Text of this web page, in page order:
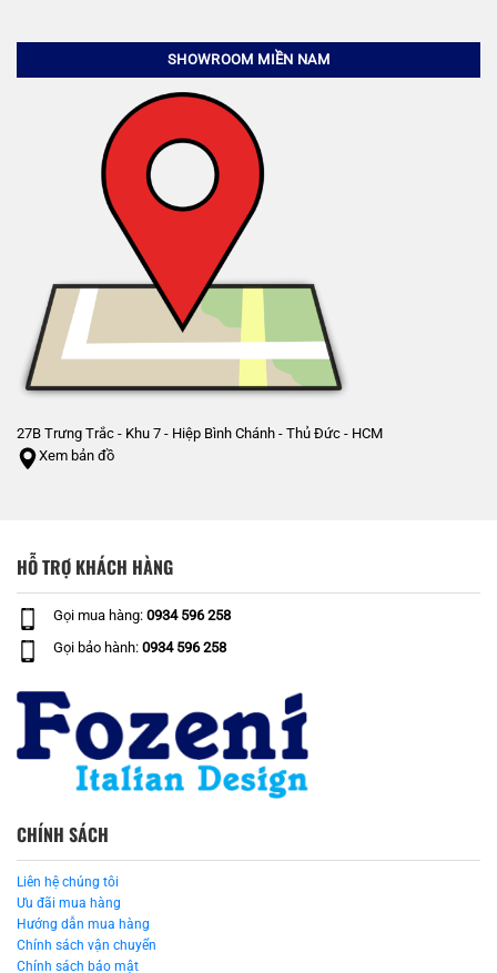
SHOWROOM MIỀN NAM
27B Trưng Trắc - Khu 7 - Hiệp Bình Chánh - Thủ Đức - HCM
Xem bản đồ
HỖ TRỢ KHÁCH HÀNG
Gọi mua hàng: 0934 596 258
Gọi bảo hành: 0934 596 258
CHÍNH SÁCH
Liên hệ chúng tôi
Ưu đãi mua hàng
Hướng dẫn mua hàng
Chính sách vận chuyển
Chính sách bảo mật